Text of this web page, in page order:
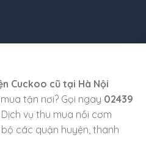
Cuckoo cũ tại Hà Nội
tận nơi? Gọi ngay 02439
Dịch vụ thu mua nồi cơm
các quận huyện, thanh